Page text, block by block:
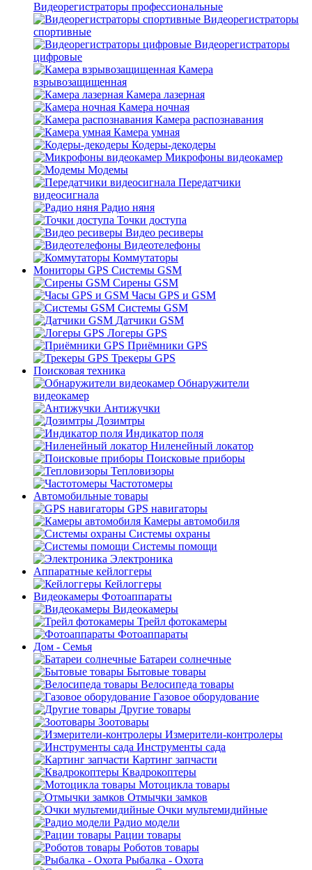
Видеорегистраторы профессиональные
Видеорегистраторы
спортивные
Видеорегистраторы
цифровые
Камера
взрывозащищенная
Камера лазерная
Камера ночная
Камера распознавания
Камера умная
Кодеры-декодеры
Микрофоны видеокамер
Модемы
Передатчики
видеосигнала
Радио няня
Точки доступа
Видео ресиверы
Видеотелефоны
Коммутаторы
Мониторы GPS Системы GSM
Сирены GSM
Часы GPS и GSM
Системы GSM
Датчики GSM
Логеры GPS
Приёмники GPS
Трекеры GPS
Поисковая техника
Обнаружители
видеокамер
Антижучки
Дозимтры
Индикатор поля
Ниленейный локатор
Поисковые приборы
Тепловизоры
Частотомеры
Автомобильные товары
GPS навигаторы
Камеры автомобиля
Системы охраны
Системы помощи
Электроника
Аппаратные кейлоггеры
Кейлоггеры
Видеокамеры Фотоаппараты
Видеокамеры
Трейл фотокамеры
Фотоаппараты
Дом - Семья
Батареи солнечные
Бытовые товары
Велосипеда товары
Газовое оборудование
Другие товары
Зоотовары
Измерители-контролеры
Инструменты сада
Картинг запчасти
Квадрокоптеры
Мотоцикла товары
Отмычки замков
Очки мультемидийные
Радио модели
Рации товары
Роботов товары
Рыбалка - Охота